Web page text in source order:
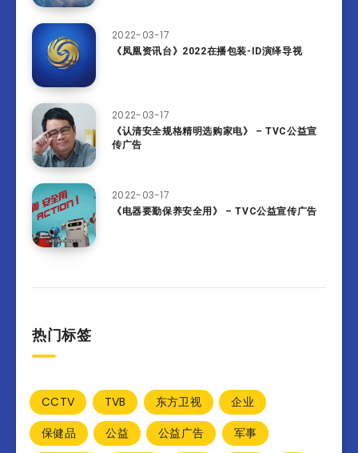
2022-03-17
《凤凰资讯台》2022在播包装-ID演绎导视
2022-03-17
《认清安全规格精明选购家电》 – TVC公益宣
传广告
2022-03-17
《电器要勤保养安全用》 – TVC公益宣传广告
热门标签
CCTV TVB 东方卫视
企业
保健品
公益 公益广告
军事